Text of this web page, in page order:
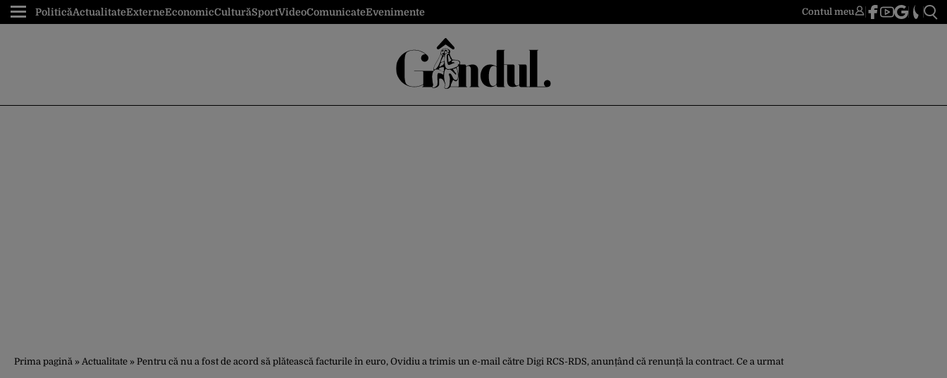
PoliticăActualitateExterneEconomicCulturăSportVideoComunicateEvenimente Contul meu
Prima pagină » Actualitate » Pentru că nu a fost de acord să plătească facturile în euro, Ovidiu a trimis un e-mail către Digi RCS-RDS, anunțând că renunță la contract. Ce a urmat